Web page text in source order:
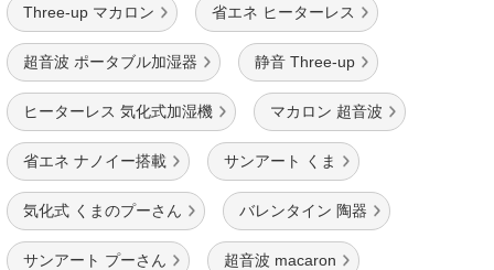
Three-up マカロン 省エネ ヒーターレス
超音波 ポータブル加湿器 静音 Three-up
ヒーターレス 気化式加湿機 マカロン 超音波
省エネ ナノイー搭載 サンアート くま
気化式 くまのプーさん バレンタイン 陶器
サンアート プーさん 超音波 macaron